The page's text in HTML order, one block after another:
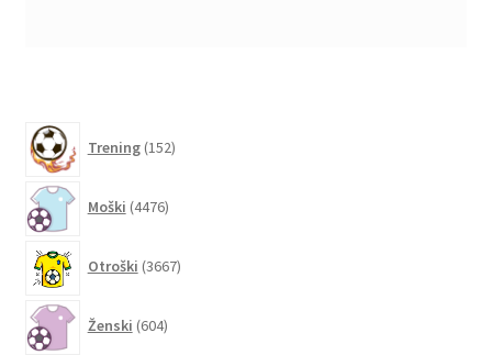
Trening 152izdelkov
Moški 4476izdelkov
Otroški 3667izdelkov
Ženski 604izdelki